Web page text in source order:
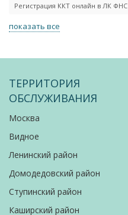
Регистрация ККТ онлайн в ЛК ФНС
показать все
ТЕРРИТОРИЯ
ОБСЛУЖИВАНИЯ
Москва
Видное
Ленинский район
Домодедовский район
Ступинский район
Каширский район